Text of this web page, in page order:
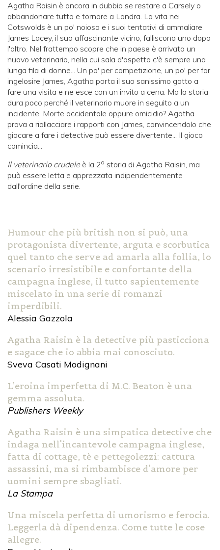
Agatha Raisin è ancora in dubbio se restare a Carsely o
abbandonare tutto e tornare a Londra. La vita nei
Cotswolds è un po' noiosa e i suoi tentativi di ammaliare
James Lacey, il suo affascinante vicino, falliscono uno dopo
l'altro. Nel frattempo scopre che in paese è arrivato un
nuovo veterinario, nella cui sala d'aspetto c'è sempre una
lunga fila di donne... Un po' per competizione, un po' per far
ingelosire James, Agatha porta il suo sanissimo gatto a
fare una visita e ne esce con un invito a cena. Ma la storia
dura poco perché il veterinario muore in seguito a un
incidente. Morte accidentale oppure omicidio? Agatha
prova a riallacciare i rapporti con James, convincendolo che
giocare a fare i detective può essere divertente... Il gioco
comincia...
Il veterinario crudele è la 2a storia di Agatha Raisin, ma
può essere letta e apprezzata indipendentemente
dall'ordine della serie.
Humour che più british non si può, una
protagonista divertente, arguta e scorbutica
quel tanto che serve ad amarla alla follia, lo
scenario irresistibile e confortante della
campagna inglese, il tutto sapientemente
miscelato in una serie di romanzi
imperdibili.
Alessia Gazzola
Agatha Raisin è la detective più pasticciona
e sagace che io abbia mai conosciuto.
Sveva Casati Modignani
L’eroina imperfetta di M.C. Beaton è una
gemma assoluta.
Publishers Weekly
Agatha Raisin è una simpatica detective che
indaga nell'incantevole campagna inglese,
fatta di cottage, tè e pettegolezzi: cattura
assassini, ma si rimbambisce d'amore per
uomini sempre sbagliati.
La Stampa
Una miscela perfetta di umorismo e ferocia.
Leggerla dà dipendenza. Come tutte le cose
allegre.